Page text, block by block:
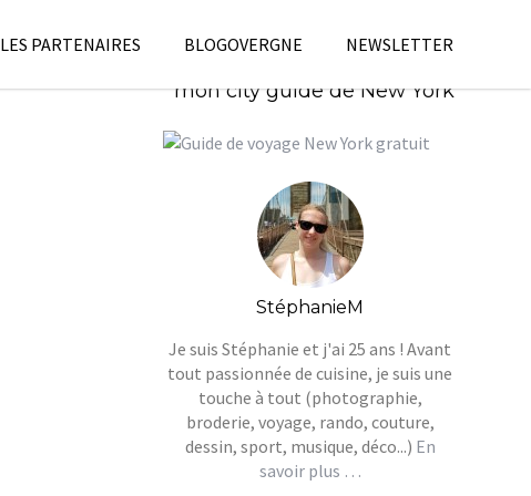
LES PARTENAIRES BLOGOVERGNE NEWSLETTER
mon city guide de New York
StéphanieM
Je suis Stéphanie et j'ai 25 ans ! Avant
tout passionnée de cuisine, je suis une
touche à tout (photographie,
broderie, voyage, rando, couture,
dessin, sport, musique, déco...) En
savoir plus …